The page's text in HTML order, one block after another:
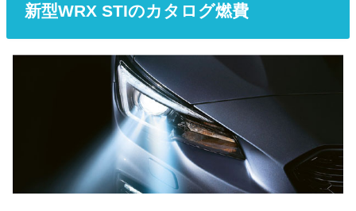
新型WRX STIのカタログ燃費